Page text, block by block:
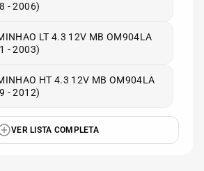
- 2006)
LT 4.3 12V MB OM904LA
- 2003)
HT 4.3 12V MB OM904LA
- 2012)
VER LISTA COMPLETA